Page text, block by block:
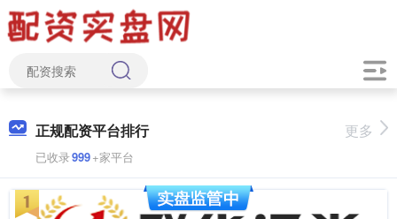
正规配资平台排行
已收录999+家平台
更多